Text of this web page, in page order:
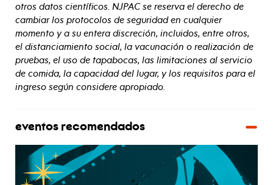
otros datos científicos. NJPAC se reserva el derecho de
cambiar los protocolos de seguridad en cualquier
momento y a su entera discreción, incluidos, entre otros,
el distanciamiento social, la vacunación o realización de
pruebas, el uso de tapabocas, las limitaciones al servicio
de comida, la capacidad del lugar, y los requisitos para el
ingreso según considere apropiado.
eventos recomendados